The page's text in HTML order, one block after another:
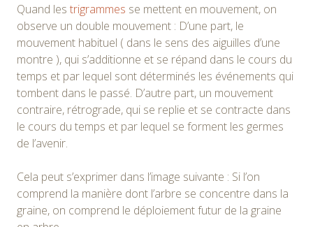
Quand les trigrammes se mettent en mouvement, on
observe un double mouvement : D’une part, le
mouvement habituel ( dans le sens des aiguilles d’une
montre ), qui s’additionne et se répand dans le cours du
temps et par lequel sont déterminés les événements qui
tombent dans le passé. D’autre part, un mouvement
contraire, rétrograde, qui se replie et se contracte dans
le cours du temps et par lequel se forment les germes
de l’avenir.
Cela peut s’exprimer dans l’image suivante : Si l’on
comprend la manière dont l’arbre se concentre dans la
graine, on comprend le déploiement futur de la graine